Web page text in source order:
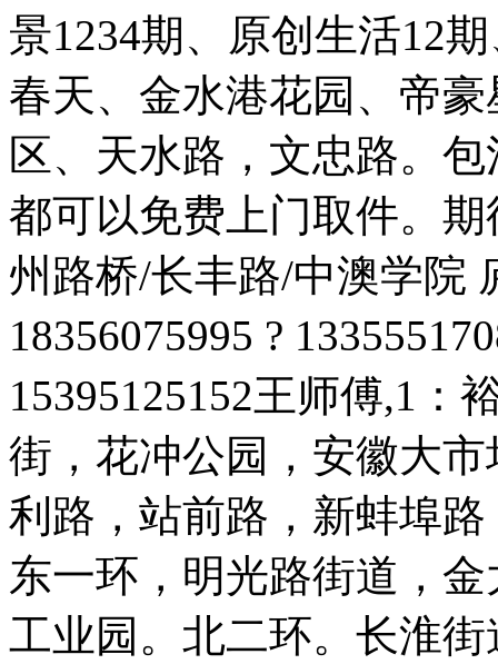
景1234期、原创生活12
春天、金水港花园、帝
区、天水路，文忠路。
都可以免费上门取件。
州路桥/长丰路/中澳学院
18356075995 ?
15395125152王师傅,1：
街，花冲公园，安徽大
利路，站前路，新蚌埠
东一环，明光路街道，
工业园。北二环。长淮